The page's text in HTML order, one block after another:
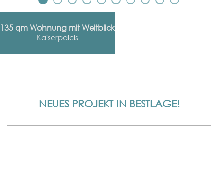
135 qm Wohnung mit Weitblick
Kaiserpalais
NEUES PROJEKT IN BESTLAGE!